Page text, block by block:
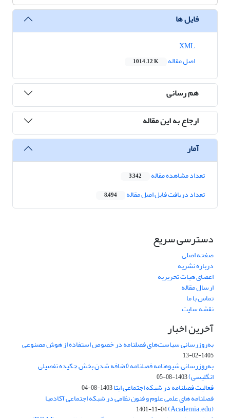
فایل ها
اصل مقاله
1014.12 K
هم رسانی
ارجاع به این مقاله
آمار
تعداد مشاهده مقاله 3,342
تعداد دریافت فایل اصل مقاله 8,494
دسترسی سریع
صفحه اصلی
درباره نشریه
اعضای هیات تحریریه
ارسال مقاله
تماس با ما
نقشه سایت
آخرین اخبار
به‌روزرسانی سیاست‌های فصلنامه در خصوص استفاده از هوش مصنوعی
1405-02-13
به‌روزرسانی شیوه‌نامه فصلنامه (اضافه شدن بخش چکیده تفصیلی
انگلیسی)1403-08-05
فعالیت فصلنامه در شبکه اجتماعی ایتا1403-08-04
فصلنامه های علمی علوم و فنون نظامی در شبکه اجتماعی آکادمیا
(Academia.edu)
1401-11-04